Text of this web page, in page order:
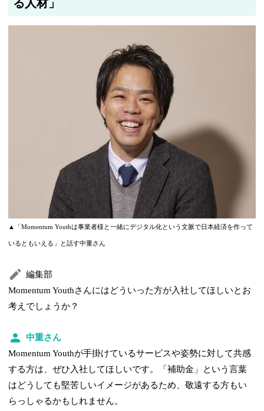
る人材」
▲「Momentum Youthは事業者様と一緒にデジタル化という文脈で日本経済を作って
いるともいえる」と話す中重さん
編集部
Momentum Youthさんにはどういった方が入社してほしいとお
考えでしょうか？
中重さん
Momentum Youthが手掛けているサービスや姿勢に対して共感
する方は、ぜひ入社してほしいです。「補助金」という言葉
はどうしても堅苦しいイメージがあるため、敬遠する方もい
らっしゃるかもしれません。